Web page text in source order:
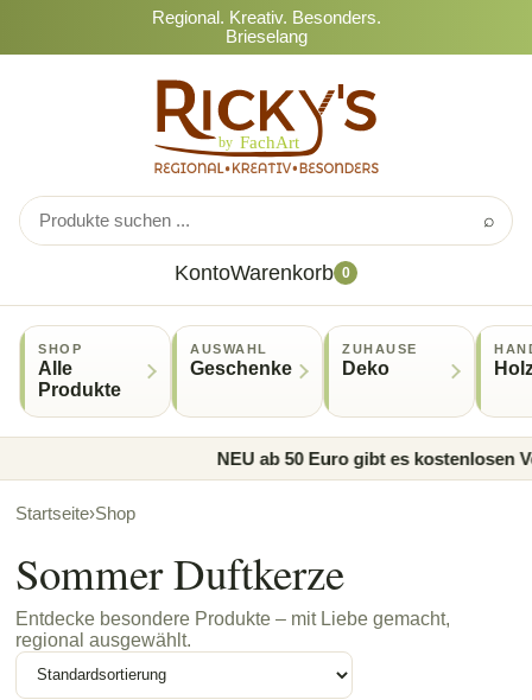
Regional. Kreativ. Besonders.
Brieselang
⌕
KontoWarenkorb 0
SHOP
Alle
Produkte
AUSWAHL
Geschenke
ZUHAUSE
Deko
NEU ab 50 Euro gibt es kostenlosen
Startseite›Shop
Sommer Duftkerze
Entdecke besondere Produkte – mit Liebe gemacht,
regional ausgewählt.